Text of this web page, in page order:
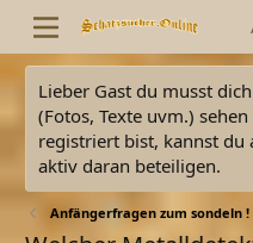
Lieber Gast du musst
(Fotos, Texte uvm.)
registriert bist, kannst du
aktiv daran beteiligen.
Anfängerfragen zum sondeln !